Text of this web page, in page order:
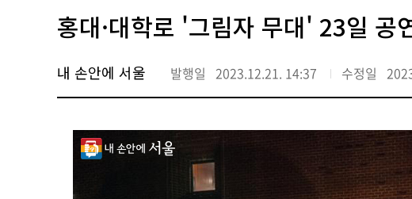
바
로
홍대·대학로 '그림자 무대' 23일
내 손안에 서울 발행일 2023.12.21. 14:37 수정일